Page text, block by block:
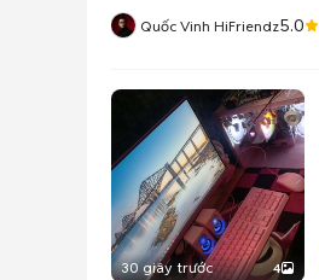
Quốc Vinh HiFriendz5.0
30 giây trước 4